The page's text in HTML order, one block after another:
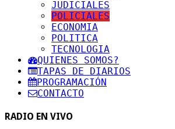
JUDICIALES
POLICIALES
ECONOMIA
POLITICA
TECNOLOGIA
QUIENES SOMOS?
TAPAS DE DIARIOS
PROGRAMACIÓN
CONTACTO
RADIO EN VIVO